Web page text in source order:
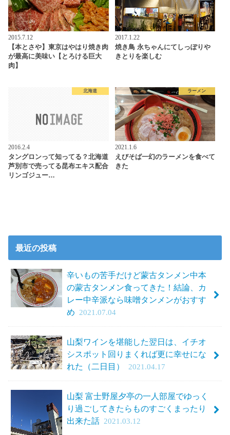
2015.7.12
【本とさや】東京はやはり焼き肉
が最高に美味い【とろける巨大
肉】
2017.1.22
焼き鳥 永ちゃんにてしっぽりや
きとりを楽しむ
北海道
2016.2.4
タングロンって知ってる？北海道
芦別市で売ってる昆布エキス配合
リンゴジュー…
ラーメン
2021.1.6
えびそば一幻のラーメンを食べて
きた
最近の投稿
辛いもの苦手だけど蒙古タンメン中本
の蒙古タンメン食ってきた！結論、カ
レー中辛派なら味噌タンメンがおすす
め
2021.07.04
山梨ワインを堪能した翌日は、イチオ
シスポット回りまくれば更に幸せにな
れた（二日目）
2021.04.17
山梨 富士野屋夕亭の一人部屋でゆっく
り過ごしてきたらものすごくまったり
出来た話 2021.03.12